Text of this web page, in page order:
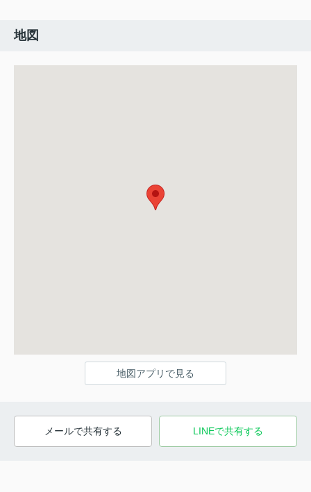
地図
地図アプリで見る
メールで共有する LINEで共有する